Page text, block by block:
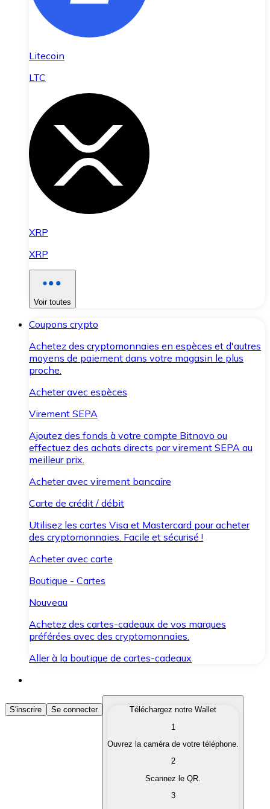
Litecoin
LTC
XRP
XRP
Voir toutes
Coupons crypto
Achetez des cryptomonnaies en espèces et d'autres
moyens de paiement dans votre magasin le plus
proche.
Acheter avec espèces
Virement SEPA
Ajoutez des fonds à votre compte Bitnovo ou
effectuez des achats directs par virement SEPA au
meilleur prix.
Acheter avec virement bancaire
Carte de crédit / débit
Utilisez les cartes Visa et Mastercard pour acheter
des cryptomonnaies. Facile et sécurisé !
Acheter avec carte
Boutique - Cartes
Nouveau
Achetez des cartes-cadeaux de vos marques
préférées avec des cryptomonnaies.
Aller à la boutique de cartes-cadeaux
Acheter des Cryptomonnaies
Achetez les cryptomonnaies qui vous intéressent
Convertissez vos cryptomonnaies en monnaie
S'inscrire Se connecter
Téléchargez notre Wallet
1
Ouvrez la caméra de votre téléphone.
2
Scannez le QR.
3